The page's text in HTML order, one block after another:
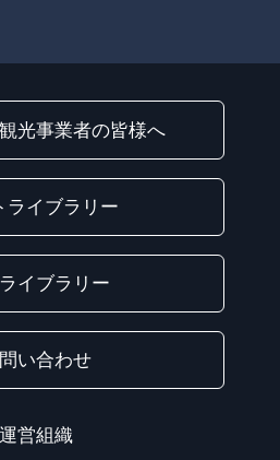
光事業者の皆様へ
ライブラリー
イブラリー
い合わせ
運営組織